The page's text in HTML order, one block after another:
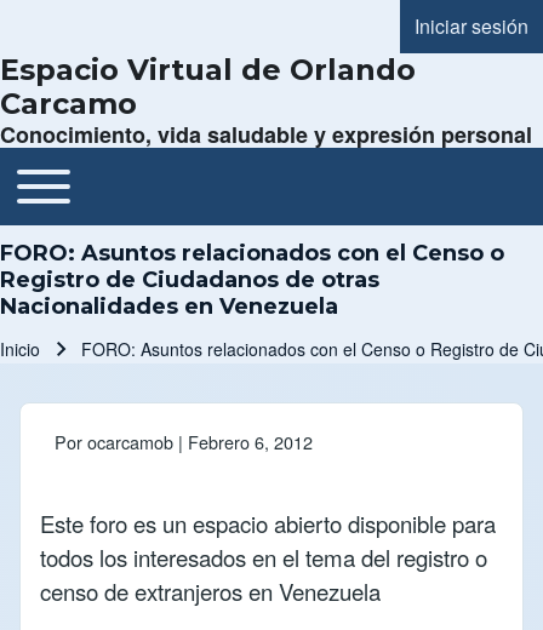
Menú de
Iniciar sesión
Espacio Virtual de Orlando
Carcamo
Conocimiento, vida saludable y expresión personal
Navegación principal
Toggle main menu
FORO: Asuntos relacionados con el Censo o
Registro de Ciudadanos de otras
Nacionalidades en Venezuela
Inicio FORO: Asuntos relacionados con el Censo o Registro de
Porocarcamob | Febrero 6, 2012
Este foro es un espacio abierto disponible para
todos los interesados en el tema del registro o
censo de extranjeros en Venezuela